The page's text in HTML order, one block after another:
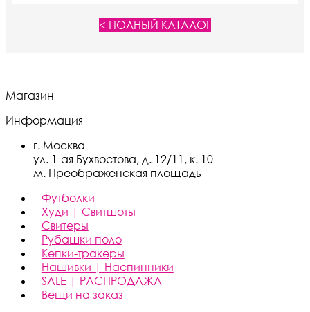
< ПОЛНЫЙ КАТАЛОГ
Магазин
Информация
г. Москва
ул. 1-ая Бухвостова, д. 12/11, к. 10
м. Преображенская площадь
Футболки
Худи | Свитшоты
Свитеры
Рубашки поло
Кепки-тракеры
Нашивки | Наспинники
SALE | РАСПРОДАЖА
Вещи на заказ